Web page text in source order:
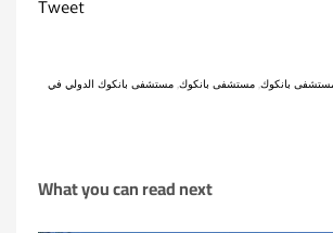
Tweet
بانكوك, مستشفى بانكوك, مستشفى بانكوك الدولي في
What you can read next